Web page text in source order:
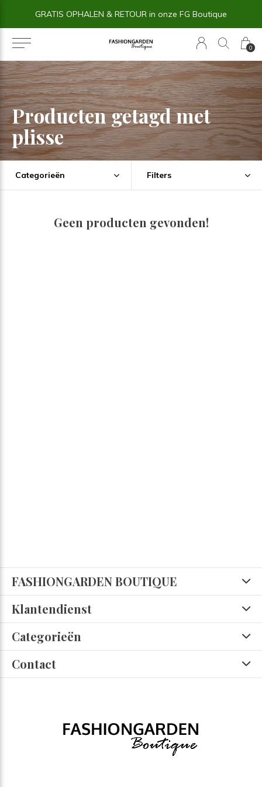
0
GRATIS OPHALEN & RETOUR in onze FG Boutique
Producten getagd met
plisse
Categorieën Filters
Geen producten gevonden!
FASHIONGARDEN BOUTIQUE
Klantendienst
Categorieën
Contact